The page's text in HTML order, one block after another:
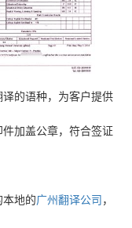
的语种，为客户提供
加盖公章，符合签证
本地的广州翻译公司 ，